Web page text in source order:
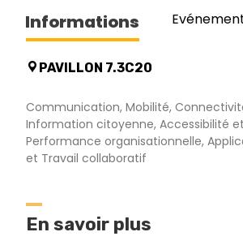
Informations
PAVILLON 7.3C20
Communication, Mobilité,
Information citoyenne, Accessibilité
Performance organisationnelle,
et Travail collaboratif
En savoir plus